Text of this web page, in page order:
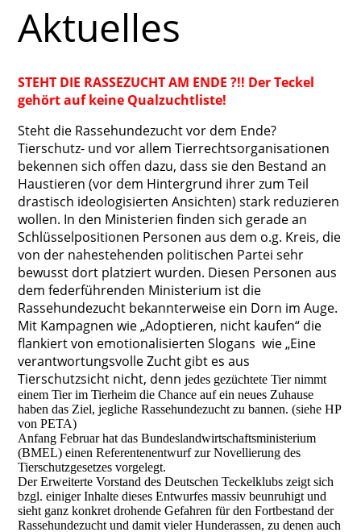
Aktuelles
STEHT DIE RASSEZUCHT AM ENDE ?!! Der Teckel
gehört auf keine Qualzuchtliste!
Steht die Rassehundezucht vor dem Ende?
Tierschutz- und vor allem Tierrechtsorganisationen
bekennen sich offen dazu, dass sie den Bestand an
Haustieren (vor dem Hintergrund ihrer zum Teil
drastisch ideologisierten Ansichten) stark reduzieren
wollen. In den Ministerien finden sich gerade an
Schlüsselpositionen Personen aus dem o.g. Kreis, die
von der nahestehenden politischen Partei sehr
bewusst dort platziert wurden. Diesen Personen aus
dem federführenden Ministerium ist die
Rassehundezucht bekannterweise ein Dorn im Auge.
Mit Kampagnen wie „Adoptieren, nicht kaufen“ die
flankiert von emotionalisierten Slogans wie „Eine
verantwortungsvolle Zucht gibt es aus
Tierschutzsicht nicht, dennjedes gezüchtete Tier nimmt
einem Tier im Tierheim die Chance auf ein neues Zuhause
haben das Ziel, jegliche Rassehundezucht zu bannen. (siehe HP
von PETA)
Anfang Februar hat das Bundeslandwirtschaftsministerium
(BMEL) einen Referentenentwurf zur Novellierung des
Tierschutzgesetzes vorgelegt.
Der Erweiterte Vorstand des Deutschen Teckelklubs zeigt sich
bzgl. einiger Inhalte dieses Entwurfes massiv beunruhigt und
sieht ganz konkret drohende Gefahren für den Fortbestand der
Rassehundezucht und damit vieler Hunderassen, zu denen auch